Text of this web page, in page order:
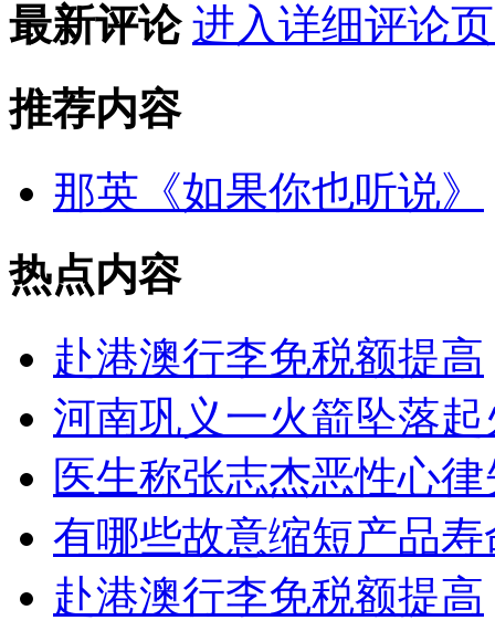
最新评论 进入详细评论
推荐内容
那英《如果你也听说》
热点内容
赴港澳行李免税额提高
河南巩义一火箭坠落起
医生称张志杰恶性心
有哪些故意缩短产品
赴港澳行李免税额提高